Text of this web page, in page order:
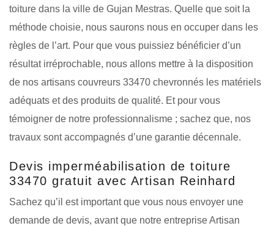
toiture dans la ville de Gujan Mestras. Quelle que soit la
méthode choisie, nous saurons nous en occuper dans les
règles de l’art. Pour que vous puissiez bénéficier d’un
résultat irréprochable, nous allons mettre à la disposition
de nos artisans couvreurs 33470 chevronnés les matériels
adéquats et des produits de qualité. Et pour vous
témoigner de notre professionnalisme ; sachez que, nos
travaux sont accompagnés d’une garantie décennale.
Devis imperméabilisation de toiture
33470 gratuit avec Artisan Reinhard
Sachez qu’il est important que vous nous envoyer une
demande de devis, avant que notre entreprise Artisan